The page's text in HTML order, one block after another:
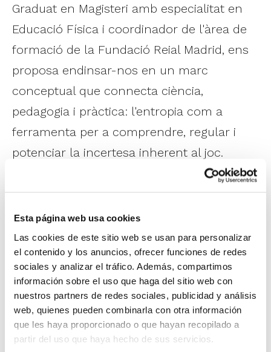
Esta página web usa cookies
Las cookies de este sitio web se usan para personalizar
el contenido y los anuncios, ofrecer funciones de redes
sociales y analizar el tráfico. Además, compartimos
información sobre el uso que haga del sitio web con
nuestros partners de redes sociales, publicidad y análisis
web, quienes pueden combinarla con otra información
que les haya proporcionado o que hayan recopilado a
partir del uso que haya hecho de sus servicios.
Graduat en Magisteri amb especialitat en
Educació Física i coordinador de l'àrea de
formació de la Fundació Reial Madrid, ens
proposa endinsar-nos en un marc
conceptual que connecta ciència,
pedagogia i pràctica: l'entropia com a
ferramenta per a comprendre, regular i
potenciar la incertesa inherent al joc.
sistemes complexos, explica com la
variabilitat funcional influïx en la presa de
decisions i desglossa claus tan rellevants
com el disseny representatiu, la
seqüenciació de tasques o la relació entre